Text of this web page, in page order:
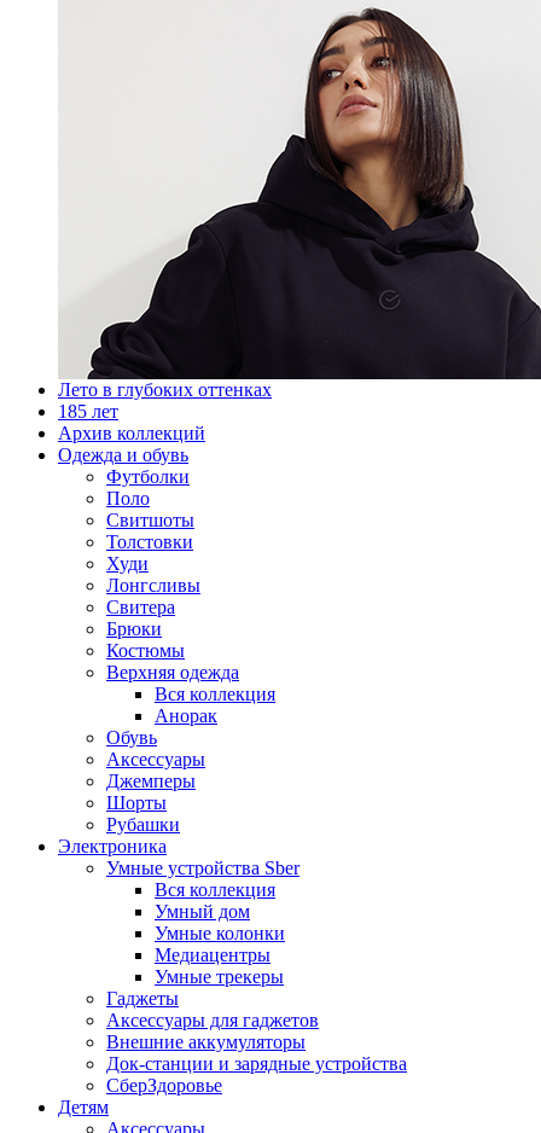
Лето в глубоких оттенках
185 лет
Архив коллекций
Одежда и обувь
Футболки
Поло
Свитшоты
Толстовки
Худи
Лонгсливы
Свитера
Брюки
Костюмы
Верхняя одежда
Вся коллекция
Анорак
Обувь
Аксессуары
Джемперы
Шорты
Рубашки
Электроника
Умные устройства Sber
Вся коллекция
Умный дом
Умные колонки
Медиацентры
Умные трекеры
Гаджеты
Аксессуары для гаджетов
Внешние аккумуляторы
Док-станции и зарядные устройства
СберЗдоровье
Детям
Аксессуары